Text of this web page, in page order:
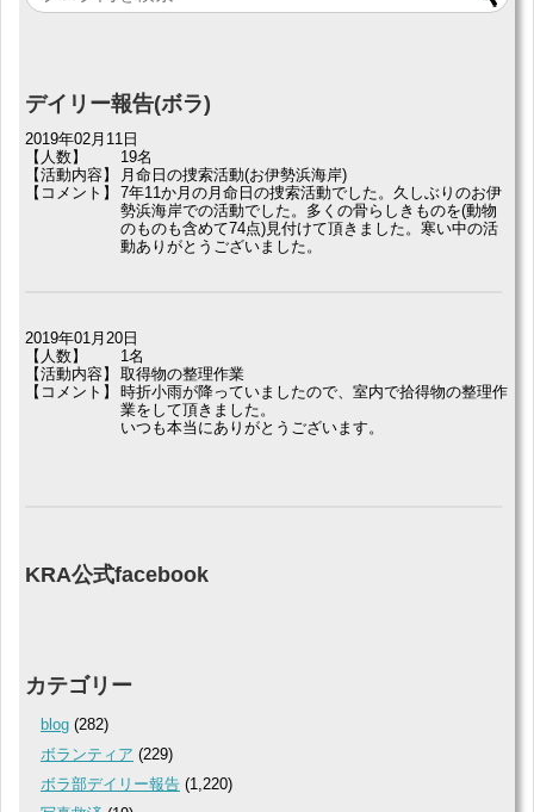
デイリー報告(ボラ)
2019年02月11日
【人数】
19名
【活動内容】
月命日の捜索活動(お伊勢浜海岸)
【コメント】
7年11か月の月命日の捜索活動でした。久しぶりのお伊
勢浜海岸での活動でした。多くの骨らしきものを(動物
のものも含めて74点)見付けて頂きました。寒い中の活
動ありがとうございました。
2019年01月20日
【人数】
1名
【活動内容】
取得物の整理作業
【コメント】
時折小雨が降っていましたので、室内で拾得物の整理作
業をして頂きました。
いつも本当にありがとうございます。
KRA公式facebook
カテゴリー
blog (282)
ボランティア (229)
ボラ部デイリー報告 (1,220)